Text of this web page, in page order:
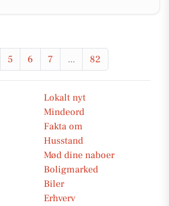
5 6 7 ... 82
Lokalt nyt
Mindeord
Fakta om
Husstand
Mød dine naboer
Boligmarked
Biler
Erhverv